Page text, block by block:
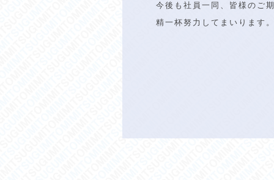
今後も社員一同、皆様のご
精一杯努力してまいります